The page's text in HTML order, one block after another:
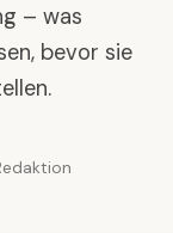
– was
bevor sie